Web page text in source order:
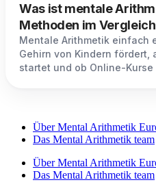
Was ist mentale
Methoden im
Mentale Arithmetik einfach
Gehirn von Kindern fördert,
startet und ob Online-
Über Mental Arithmetik
Das Mental Arithmetik team
Über Mental Arithmetik
Das Mental Arithmetik team